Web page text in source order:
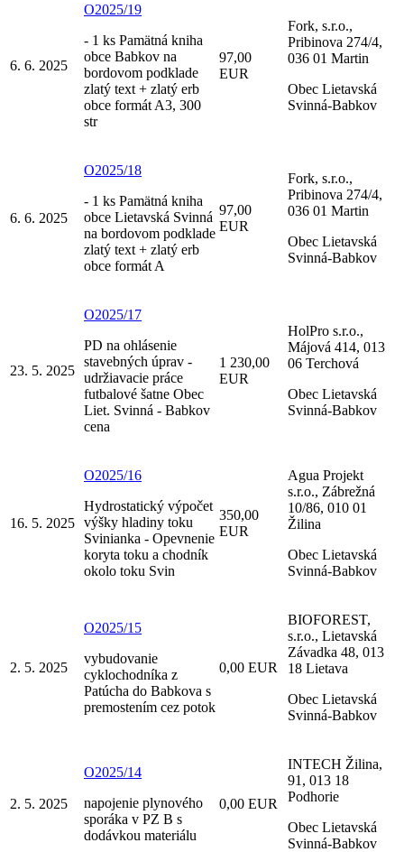
6. 6. 2025
O2025/19
- 1 ks Pamätná kniha
obce Babkov na
bordovom podklade
zlatý text + zlatý erb
obce formát A3, 300
str
97,00
EUR
Fork, s.r.o.,
Pribinova 274/4,
036 01 Martin
Obec Lietavská
Svinná-Babkov
6. 6. 2025
O2025/18
- 1 ks Pamätná kniha
obce Lietavská Svinná
na bordovom podklade
zlatý text + zlatý erb
obce formát A
97,00
EUR
Fork, s.r.o.,
Pribinova 274/4,
036 01 Martin
Obec Lietavská
Svinná-Babkov
23. 5. 2025
O2025/17
PD na ohlásenie
stavebných úprav -
udržiavacie práce
futbalové šatne Obec
Liet. Svinná - Babkov
cena
1 230,00
EUR
HolPro s.r.o.,
Májová 414, 013
06 Terchová
Obec Lietavská
Svinná-Babkov
16. 5. 2025
O2025/16
Hydrostatický výpočet
výšky hladiny toku
Svinianka - Opevnenie
koryta toku a chodník
okolo toku Svin
350,00
EUR
Agua Projekt
s.r.o., Zábrežná
10/86, 010 01
Žilina
Obec Lietavská
Svinná-Babkov
2. 5. 2025
O2025/15
vybudovanie
cyklochodníka z
Patúcha do Babkova s
premostením cez potok
0,00 EUR
BIOFOREST,
s.r.o., Lietavská
Závadka 48, 013
18 Lietava
Obec Lietavská
Svinná-Babkov
2. 5. 2025
O2025/14
napojenie plynového
sporáka v PZ B s
dodávkou materiálu
0,00 EUR
INTECH Žilina,
91, 013 18
Podhorie
Obec Lietavská
Svinná-Babkov